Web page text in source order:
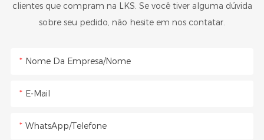
clientes que compram na LKS. Se você tiver alguma dúvida
sobre seu pedido, não hesite em nos contatar.
Nome Da Empresa/Nome
E-Mail
WhatsApp/Telefone